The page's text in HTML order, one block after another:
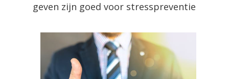
geven zijn goed voor stresspreventie